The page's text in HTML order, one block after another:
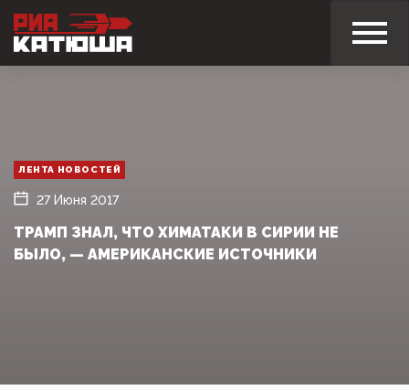
ЛЕНТА НОВОСТЕЙ
27 Июня 2017
ТРАМП ЗНАЛ, ЧТО ХИМАТАКИ В СИРИИ НЕ
БЫЛО, — АМЕРИКАНСКИЕ ИСТОЧНИКИ